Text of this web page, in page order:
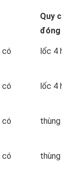
Quy
có
lốc 4
có
lốc 4
có
có